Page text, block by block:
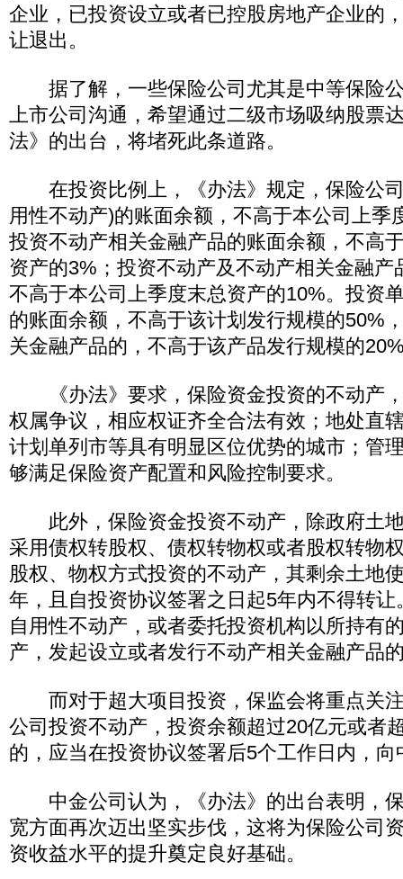
企业，已投资设立或者已控股房地产企业的
让退出。
据了解，一些保险公司尤其是中等保险
上市公司沟通，希望通过二级市场吸纳股票
法》的出台，将堵死此条道路。
在投资比例上，《办法》规定，保险公
用性不动产)的账面余额，不高于本公司上季
投资不动产相关金融产品的账面余额，不高
资产的3%；投资不动产及不动产相关金融产
不高于本公司上季度末总资产的10%。投资
的账面余额，不高于该计划发行规模的50%
关金融产品的，不高于该产品发行规模的
《办法》要求，保险资金投资的不动产
权属争议，相应权证齐全合法有效；地处直
计划单列市等具有明显区位优势的城市；管
够满足保险资产配置和风险控制要求。
此外，保险资金投资不动产，除政府土
采用债权转股权、债权转物权或者股权转物
股权、物权方式投资的不动产，其剩余土地
年，且自投资协议签署之日起5年内不得转
自用性不动产，或者委托投资机构以所持有
产，发起设立或者发行不动产相关金融产品
而对于超大项目投资，保监会将重点关
公司投资不动产，投资余额超过20亿元或者
的，应当在投资协议签署后5个工作日内，
中金公司认为，《办法》的出台表明，
宽方面再次迈出坚实步伐，这将为保险公司
资收益水平的提升奠定良好基础。